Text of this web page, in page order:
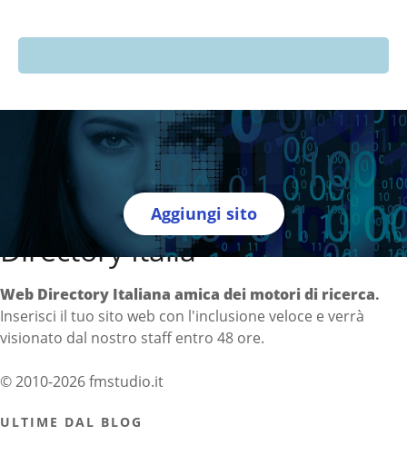
Aggiungi sito
Directory Italia
Web Directory Italiana amica dei motori di ricerca.
Inserisci il tuo sito web con l'inclusione veloce e verrà
visionato dal nostro staff entro 48 ore.
© 2010-2026 fmstudio.it
ULTIME DAL BLOG